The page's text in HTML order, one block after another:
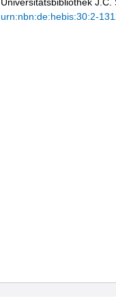
urn:nbn:de:hebis:30:2-